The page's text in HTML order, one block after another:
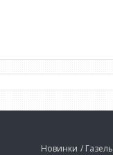
Новинки / Газель